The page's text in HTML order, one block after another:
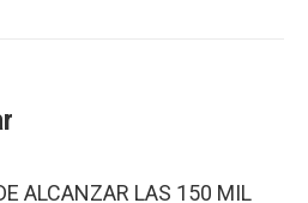
post:
ALCANZAR LAS 150 MIL